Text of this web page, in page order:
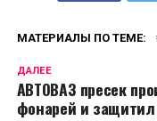
МАТЕРИАЛЫ ПО ТЕМЕ:
ДАЛЕЕ
АВТОВАЗ пресек
фонарей и защитил